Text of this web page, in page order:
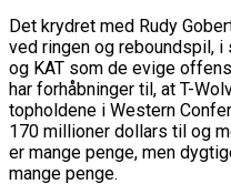
Det krydret med Rudy
ved ringen og reboundspil,
og KAT som de evige
har forhåbninger til, at T-
topholdene i Western
170 millioner dollars til og
er mange penge, men
mange penge.